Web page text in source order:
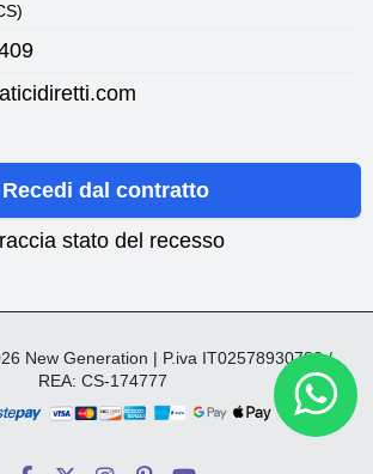
Recedi dal contratto
stato del recesso
New Generation | P.iva IT02578930782 /
REA: CS-174777